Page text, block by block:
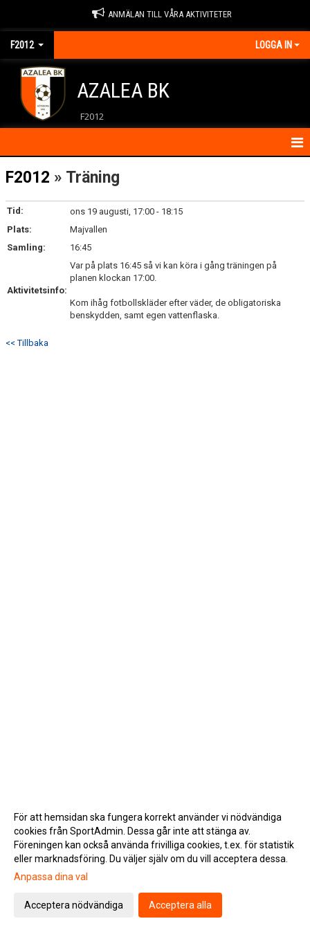
ANMÄLAN TILL VÅRA AKTIVITETER
F2012 LOGGA IN
AZALEA BK
F2012
HEM
NYHETER
KALENDER
KONTAKT
F2012 » Träning
Tid:
ons 19 augusti, 17:00 - 18:15
Plats:
Majvallen
Samling:
16:45
Aktivitetsinfo:
Var på plats 16:45 så vi kan köra i gång träningen på
planen klockan 17:00.
Kom ihåg fotbollskläder efter väder, de obligatoriska
benskydden, samt egen vattenflaska.
<< Tillbaka
Gå till Webbversion
För att hemsidan ska fungera korrekt använder vi nödvändiga
cookies från SportAdmin. Dessa går inte att stänga av.
Föreningen kan också använda frivilliga cookies, t.ex. för statistik
eller marknadsföring. Du väljer själv om du vill acceptera dessa.
Anpassa dina val
Acceptera nödvändiga Acceptera alla